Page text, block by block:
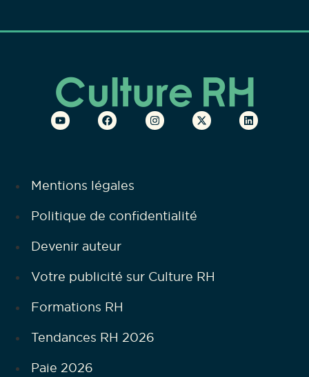
Mentions légales
Politique de confidentialité
Devenir auteur
Votre publicité sur Culture RH
Formations RH
Tendances RH 2026
Paie 2026